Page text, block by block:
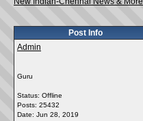
Post Info
Admin
Guru
Status: Offline
Posts: 25432
Date: Jun 28, 2019